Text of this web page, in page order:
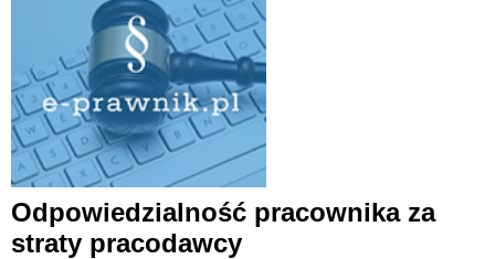
Odpowiedzialność pracownika za
straty pracodawcy